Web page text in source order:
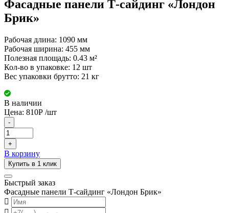
Фасадные панели Т-сайдинг «Лондон
Брик»
Рабочая длина: 1090 мм
Рабочая ширина: 455 мм
Полезная площадь: 0.43 м²
Кол-во в упаковке: 12 шт
Вес упаковки брутто: 21 кг
В наличии
Цена: 810Р /шт
-
+
В корзину
Купить в 1 клик
Быстрый заказ
Фасадные панели Т-сайдинг «Лондон Брик»